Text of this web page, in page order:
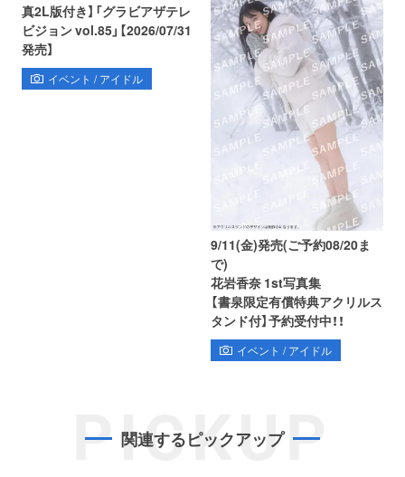
真2L版付き】「グラビアザテレ
ビジョン vol.85」【2026/07/31
発売】
イベント / アイドル
9/11(金)発売(ご予約08/20ま
で)
花岩香奈 1st写真集
【書泉限定有償特典アクリルス
タンド付】予約受付中！！
イベント / アイドル
PICKUP
関連するピックアップ